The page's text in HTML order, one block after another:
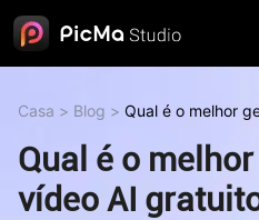
Casa > Blog > Qual é o melhor
Qual é o
vídeo AI